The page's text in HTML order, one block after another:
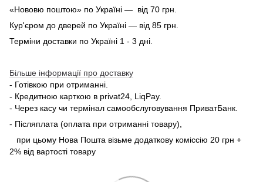
«Нововю поштою» по Україні — від 70 грн.
Кур'єром до дверей по Україні — від 85 грн.
Терміни доставки по Україні 1 - 3 дні.
Більше інформації про доставку
- Готівкою при отриманні.
- Кредитною карткою в privat24, LiqPay.
- Через касу чи термінал самообслуговування ПриватБанк.
- Післяплата (оплата при отриманні товару),
при цьому Нова Пошта візьме додаткову коміссію 20 грн +
2% від вартості товару